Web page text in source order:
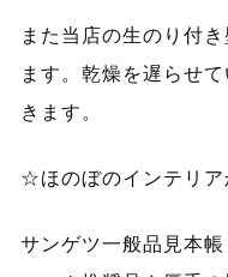
また当店の生のり付
ます。乾燥を遅らせ
きます。
☆ほのぼのインテリア
サンゲツ一般品見本